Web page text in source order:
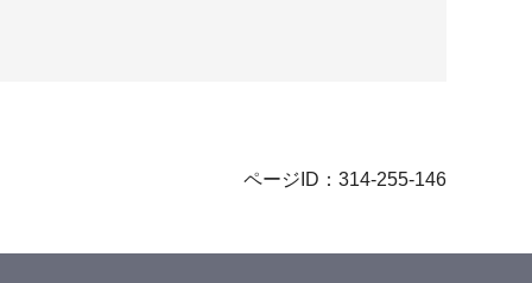
ページID：314-255-146